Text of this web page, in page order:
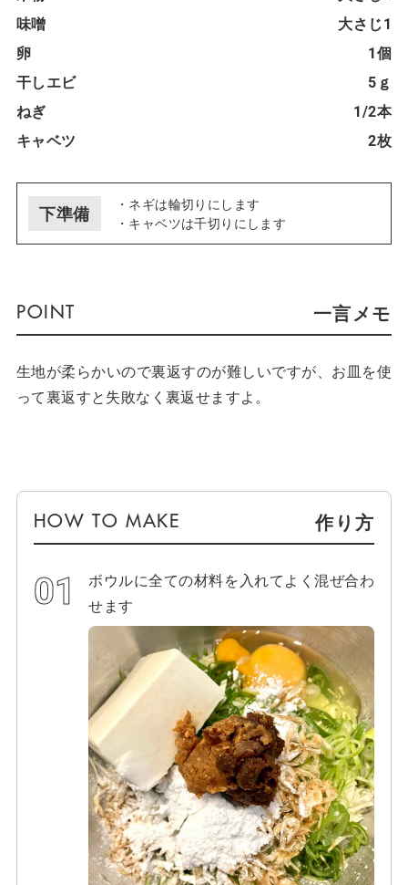
味噌
大さじ1
卵
1個
干しエビ
5ｇ
ねぎ
1/2本
キャベツ
2枚
下準備
・ネギは輪切りにします
・キャベツは千切りにします
一言メモ
生地が柔らかいので裏返すのが難しいですが、お皿を使
って裏返すと失敗なく裏返せますよ。
作り方
ボウルに全ての材料を入れてよく混ぜ合わ
せます